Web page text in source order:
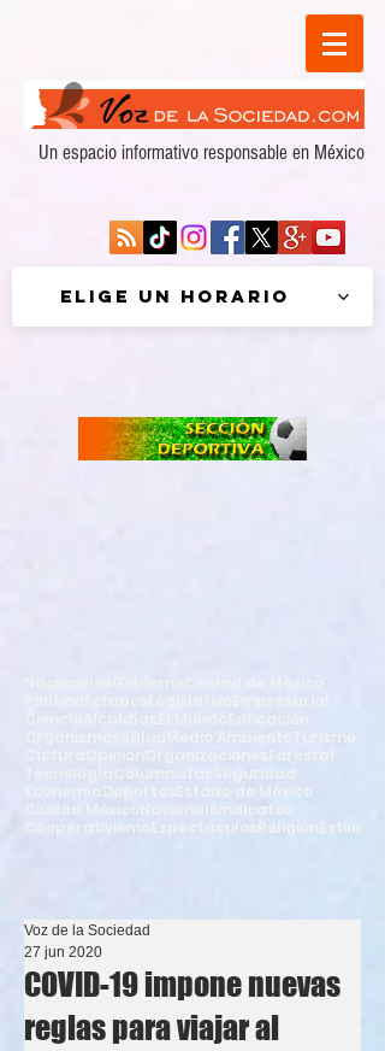
Un espacio informativo responsable en México
Elige un horario
Turismo
Forestal
Columnistas
Seguridad
Deportes
Estado de México
Ciudad México
Sindicatos
Cooperativismo
Espectáculos Religión Estilo
COVID-19 impone nuevas
reglas para viajar al
Voz de la Sociedad
27 jun 2020